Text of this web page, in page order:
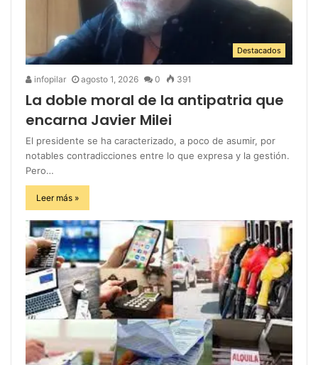
Destacados
infopilar agosto 1, 2026 0 391
La doble moral de la antipatria que
encarna Javier Milei
El presidente se ha caracterizado, a poco de asumir, por
notables contradicciones entre lo que expresa y la gestión.
Pero…
Leer más »